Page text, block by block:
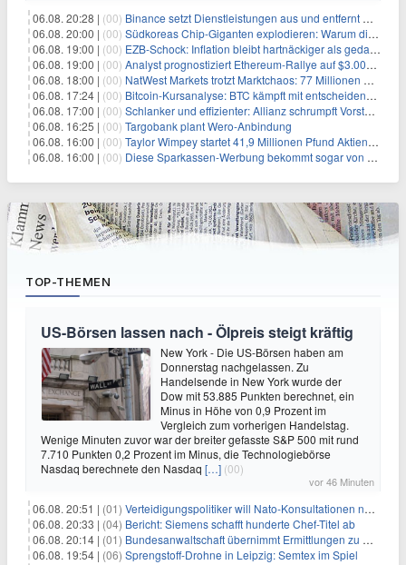
06.08. 20:28 | (00) Binance setzt Dienstleistungen aus und entfernt mehrere Krypto-Paare: Wer ist betroffen?
06.08. 20:00 | (00) Südkoreas Chip-Giganten explodieren: Warum dieser Rekord-Tag die KI-Branche erschüttert
06.08. 19:00 | (00) EZB-Schock: Inflation bleibt hartnäckiger als gedacht – 2027 wird zum kritischen Test
06.08. 19:00 | (00) Analyst prognostiziert Ethereum-Rallye auf $3.000 nach entscheidendem On-Chain-Ausbruch
06.08. 18:00 | (00) NatWest Markets trotzt Marktchaos: 77 Millionen Pfund Gewinn im ersten Halbjahr
06.08. 17:24 | (00) Bitcoin-Kursanalyse: BTC kämpft mit entscheidender $65K-Hürde, während sich ein Liquidationscluster aufbaut
06.08. 17:00 | (00) Schlanker und effizienter: Allianz schrumpft Vorstand auf 8 Köpfe – das steckt dahinter
06.08. 16:25 | (00) Targobank plant Wero-Anbindung
06.08. 16:00 | (00) Taylor Wimpey startet 41,9 Millionen Pfund Aktienrückkauf – was Anleger wissen müssen
06.08. 16:00 | (00) Diese Sparkassen-Werbung bekommt sogar von der Konkurrenz Lob
TOP-THEMEN
US-Börsen lassen nach - Ölpreis steigt kräftig
New York - Die US-Börsen haben am
Donnerstag nachgelassen. Zu
Handelsende in New York wurde der
Dow mit 53.885 Punkten berechnet, ein
Minus in Höhe von 0,9 Prozent im
Vergleich zum vorherigen Handelstag.
Wenige Minuten zuvor war der breiter gefasste S&P 500 mit rund
7.710 Punkten 0,2 Prozent im Minus, die Technologiebörse
Nasdaq berechnete den Nasdaq […] (00)
vor 46 Minuten
06.08. 20:51 | (01) Verteidigungspolitiker will Nato-Konsultationen nach Drohnenfund
06.08. 20:33 | (04) Bericht: Siemens schafft hunderte Chef-Titel ab
06.08. 20:14 | (01) Bundesanwaltschaft übernimmt Ermittlungen zu Drohnenvorfall
06.08. 19:54 | (06) Sprengstoff-Drohne in Leipzig: Semtex im Spiel